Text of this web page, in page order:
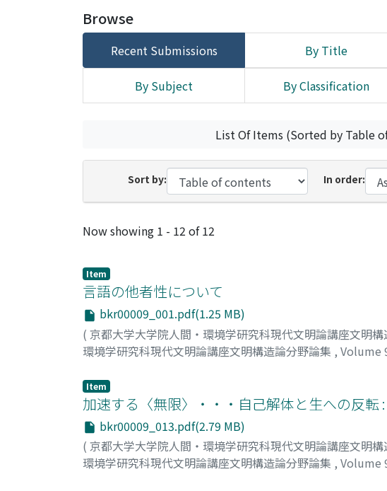
Browse
Recent Submissions By Title
By Subject By Classification
List Of Items (Sorted by Table
Sort by: In order:
Recent Submissions
Now showing 1 - 12 of 12
Item
言語の他者性について
bkr00009_001.pdf(1.25 MB)
( 京都大学大学院人間・環境学研究科現代文明論講座文明
環境学研究科現代文明論講座文明構造論分野論集 , Volume
Item
加速する〈無限〉・・・自己解体と生への反転
bkr00009_013.pdf(2.79 MB)
( 京都大学大学院人間・環境学研究科現代文明論講座文明
環境学研究科現代文明論講座文明構造論分野論集 , Volume